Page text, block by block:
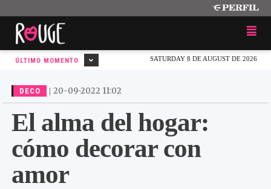
SATURDAY 8 DE AUGUST DE 2026
ÚLTIMO MOMENTO
DECO | 20-09-2022 11:02
El alma del hogar:
cómo decorar con
amor